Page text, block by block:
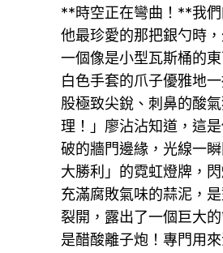
**時空正在彎曲！**我
他最珍愛的那把銀勺時
一個像是小型瓦斯桶的
白色手套的爪子優雅地
股極致尖銳、刺鼻的酸
理！」廖沾沾知道，這
破的牆門邊緣，光線一
大勝利」的霓虹燈牌，
充滿腐敗氣味的蒜泥，
裂開，露出了一個巨大
是醋酸離子炮！專門用